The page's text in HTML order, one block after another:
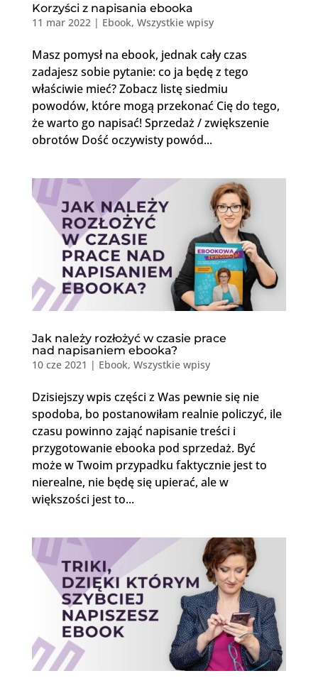
Korzyści z napisania ebooka
11 mar 2022| Ebook, Wszystkie wpisy
Masz pomysł na ebook, jednak cały czas
zadajesz sobie pytanie: co ja będę z tego
właściwie mieć? Zobacz listę siedmiu
powodów, które mogą przekonać Cię do tego,
że warto go napisać! Sprzedaż / zwiększenie
obrotów Dość oczywisty powód...
Jak należy rozłożyć w czasie prace
nad napisaniem ebooka?
10 cze 2021 | Ebook, Wszystkie wpisy
Dzisiejszy wpis części z Was pewnie się nie
spodoba, bo postanowiłam realnie policzyć, ile
czasu powinno zająć napisanie treści i
przygotowanie ebooka pod sprzedaż. Być
może w Twoim przypadku faktycznie jest to
nierealne, nie będę się upierać, ale w
większości jest to...